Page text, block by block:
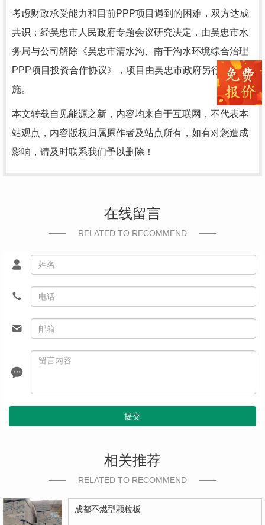
考虑财政承受能力和目前PPP项目遇到的困难，双方达成
共识；经吴忠市人民政府专题会议研究决定，由吴忠市水
务局与公司解除《吴忠市清水沟、南干沟水环境综合治理
PPP项目投资合作协议》，项目由吴忠市政府另行组织实
施。
本文转载自见能源之新，内容均来自于互联网，不代表本
站观点，内容版权归属原作者及站点所有，如有对您造成
影响，请及时联系我们予以删除！
在线留言
RELATED TO RECOMMEND
提交
相关推荐
RELATED TO RECOMMEND
成都不燃型颗粒板